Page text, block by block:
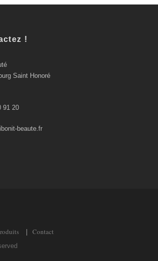
!
Saint Honoré
91 20
beaute.fr
Contact